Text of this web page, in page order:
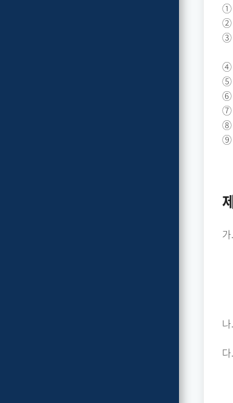
①
②
③
④
⑤
⑥
⑦
⑧
⑨